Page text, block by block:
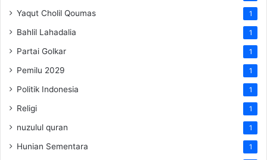
Yaqut Cholil Qoumas 1
Bahlil Lahadalia 1
Partai Golkar 1
Pemilu 2029 1
Politik Indonesia 1
Religi 1
nuzulul quran 1
Hunian Sementara 1